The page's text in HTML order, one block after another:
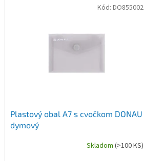
Plastový obal A7 s cvočkom DONAU
dymový
Skladom (>100 KS)
Kód: DO855002